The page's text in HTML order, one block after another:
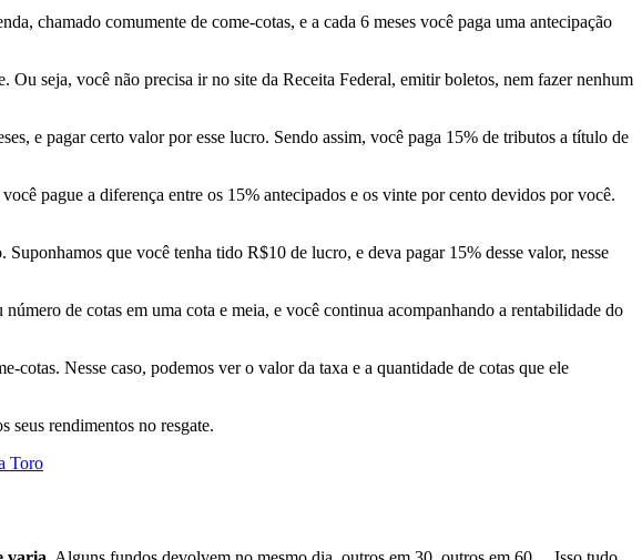
chamado comumente de come-cotas, e a cada 6 meses você paga uma antecipação
Ou seja, você não precisa ir no site da Receita Federal, emitir boletos, nem fazer nenhum
e pagar certo valor por esse lucro. Sendo assim, você paga 15% de tributos a título de
pague a diferença entre os 15% antecipados e os vinte por cento devidos por você.
que você tenha tido R$10 de lucro, e deva pagar 15% desse valor, nesse
de cotas em uma cota e meia, e você continua acompanhando a rentabilidade do
Nesse caso, podemos ver o valor da taxa e a quantidade de cotas que ele
seus rendimentos no resgate.
Toro